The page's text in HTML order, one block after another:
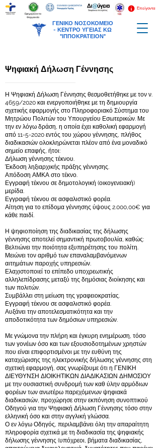
ΓΕΝΙΚΟ ΝΟΣΟΚΟΜΕΙΟ
- ΚΕΝΤΡΟ ΥΓΕΙΑΣ ΚΩ
"ΙΠΠΟΚΡΑΤΕΙΟΝ"
Επείγοντα
Εφημερεύοντα
Φαρμακεία
Ψηφιακή Δήλωση Γέννησης
Η Ψηφιακή Δήλωση Γέννησης θεσμοθετήθηκε με τον ν.
4659/2020 και ενεργοποιήθηκε με τη δημιουργία
σχετικής εφαρμογής στο Πληροφοριακό Σύστημα του
Μητρώου Πολιτών του Υπουργείου Εσωτερικών. Με
την εν λόγω δράση, η οποία έχει καθολική εφαρμογή
από 11-5-2020 εντός του χώρου γέννησης, πλήθος
διαδικασιών ολοκληρώνεται πλέον από ένα μοναδικό
σημείο επαφής, ήτοι:
Δήλωση γέννησης τέκνου.
Έκδοση ληξιαρχικής πράξης γέννησης.
Απόδοση ΑΜΚΑ στο τέκνο.
Εγγραφή τέκνου σε δημοτολογική (οικογενειακή)
μερίδα.
Εγγραφή τέκνου σε ασφαλιστικό φορέα.
Αίτηση για το επίδομα γέννησης ύψους 2.000,00€ για
κάθε παιδί.
Η ψηφιοποίηση της διαδικασίας της δήλωσης
γέννησης αποτελεί σημαντική πρωτοβουλία, καθώς:
Βελτιώνει την ποιότητα εξυπηρέτησης του πολίτη.
Μειώνει τον αριθμό των επαναλαμβανόμενων
αιτημάτων παροχής υπηρεσιών.
Ελαχιστοποιεί το επίπεδο υποχρεωτικής
αλληλεπίδρασης μεταξύ της δημόσιας διοίκησης και
των πολιτών.
Συμβάλλει στη μείωση της γραφειοκρατίας.
Εγγραφή τέκνου σε ασφαλιστικό φορέα.
Αυξάνει την αποτελεσματικότητα και την
αποδοτικότητα των δημόσιων υπηρεσιών.
Με γνώμονα την πλήρη και έγκυρη ενημέρωση, τόσο
των γονέων όσο και των εξουσιοδοτημένων χρηστών
που είναι επιφορτισμένοι με την ευθύνη της
καταχώρισης της ηλεκτρονικής δήλωσης γέννησης στη
σχετική εφαρμογή, σας γνωρίζουμε ότι η ΓΕΝΙΚΗ
ΔΙΕΥΘΥΝΣΗ ΔΙΟΙΚΗΤΙΚΩΝ ΔΙΑΔΙΚΑΣΙΩΝ ΔΗΜΟΣΙΟΥ
με την ουσιαστική συνδρομή των καθ ύλην αρμόδιων
φορέων των ανωτέρω παρεχόμενων ψηφιακά
διαδικασιών, προχώρησε στην εκπόνηση συνοπτικού
Οδηγού για την Ψηφιακή Δήλωση Γέννησης τόσο στην
ελληνική όσο και στην αγγλική γλώσσα.
Ο εν λόγω Οδηγός, περιλαμβάνει όλη την απαραίτητη
πληροφορία σχετικά με τη διαδικασία της ψηφιακής
δήλωσης γέννησης (υπόχρεοι, βήματα διαδικασίας,